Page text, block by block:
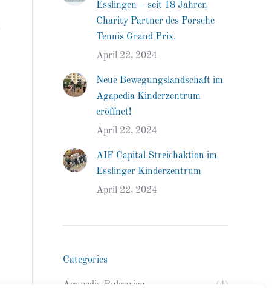
Esslingen – seit 18 Jahren
Charity Partner des Porsche
Tennis Grand Prix.
April 22, 2024
Neue Bewegungslandschaft im
Agapedia Kinderzentrum
eröffnet!
April 22, 2024
AIF Capital Streichaktion im
Esslinger Kinderzentrum
April 22, 2024
Categories
Agapedia Bulgarien (4)